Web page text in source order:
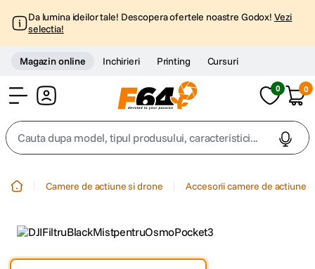
Da lumina ideilor tale! Descopera ofertele noastre Godox! Vezi
selectia!
Magazin online Inchirieri Printing Cursuri
0 0
Cauta dupa model, tipul produsului, caracteristici...
Camere de actiune si drone Accesorii camere de actiune